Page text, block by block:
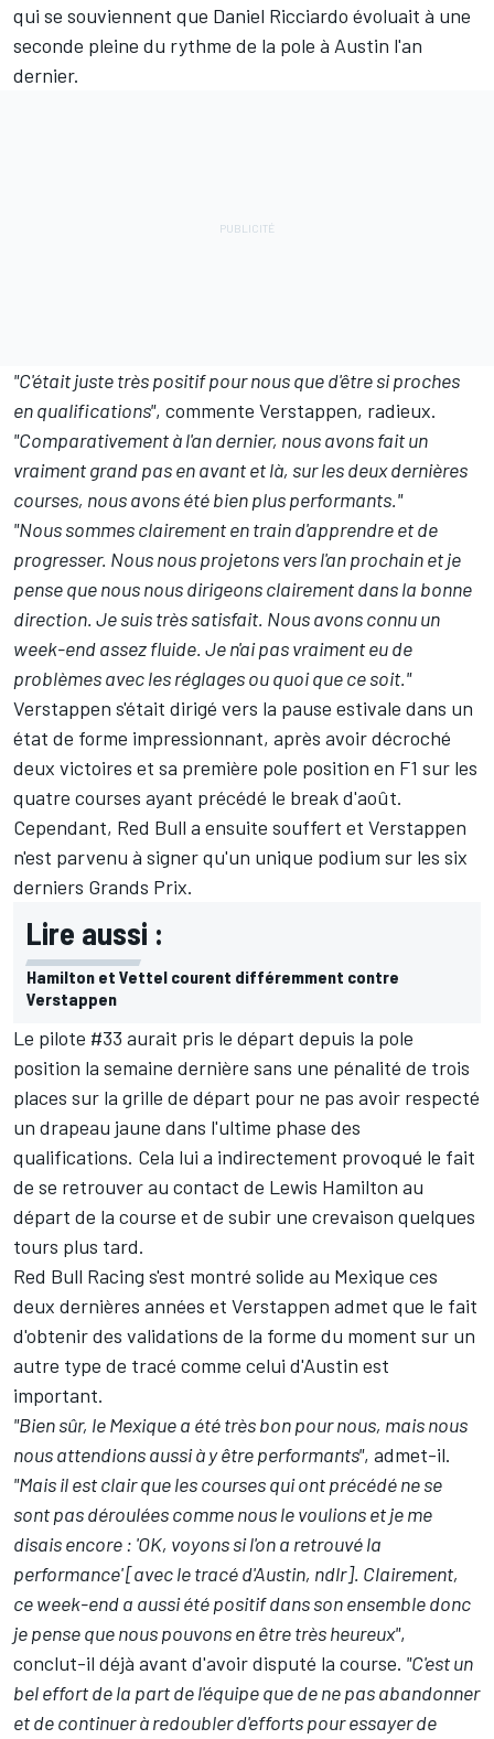
qui se souviennent que Daniel Ricciardo évoluait à une
seconde pleine du rythme de la pole à Austin l'an
dernier.
"C'était juste très positif pour nous que d'être si proches
en qualifications", commente Verstappen, radieux.
"Comparativement à l'an dernier, nous avons fait un
vraiment grand pas en avant et là, sur les deux dernières
courses, nous avons été bien plus performants."
"Nous sommes clairement en train d'apprendre et de
progresser. Nous nous projetons vers l'an prochain et je
pense que nous nous dirigeons clairement dans la bonne
direction. Je suis très satisfait. Nous avons connu un
week-end assez fluide. Je n'ai pas vraiment eu de
problèmes avec les réglages ou quoi que ce soit."
Verstappen s'était dirigé vers la pause estivale dans un
état de forme impressionnant, après avoir décroché
deux victoires et sa première pole position en F1 sur les
quatre courses ayant précédé le break d'août.
Cependant, Red Bull a ensuite souffert et Verstappen
n'est parvenu à signer qu'un unique podium sur les six
derniers Grands Prix.
Lire aussi :
Hamilton et Vettel courent différemment contre
Verstappen
Le pilote #33 aurait pris le départ depuis la pole
position la semaine dernière sans une pénalité de trois
places sur la grille de départ pour ne pas avoir respecté
un drapeau jaune dans l'ultime phase des
qualifications. Cela lui a indirectement provoqué le fait
de se retrouver au contact de Lewis Hamilton au
départ de la course et de subir une crevaison quelques
tours plus tard.
Red Bull Racing s'est montré solide au Mexique ces
deux dernières années et Verstappen admet que le fait
d'obtenir des validations de la forme du moment sur un
autre type de tracé comme celui d'Austin est
important.
"Bien sûr, le Mexique a été très bon pour nous, mais nous
nous attendions aussi à y être performants", admet-il.
"Mais il est clair que les courses qui ont précédé ne se
sont pas déroulées comme nous le voulions et je me
disais encore : 'OK, voyons si l'on a retrouvé la
performance' [avec le tracé d'Austin, ndlr]. Clairement,
ce week-end a aussi été positif dans son ensemble donc
je pense que nous pouvons en être très heureux",
conclut-il déjà avant d'avoir disputé la course. "C'est un
bel effort de la part de l'équipe que de ne pas abandonner
et de continuer à redoubler d'efforts pour essayer de